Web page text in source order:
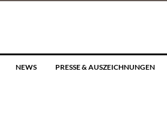
NEWS PRESSE & AUSZEICHNUNGEN